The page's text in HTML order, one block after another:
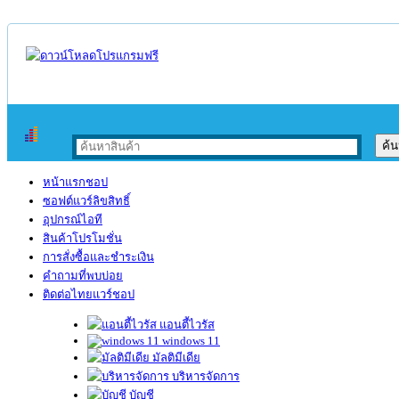
หน้าแรกชอป
ซอฟต์แวร์ลิขสิทธิ์
อุปกรณ์ไอที
สินค้าโปรโมชั่น
การสั่งซื้อและชำระเงิน
คำถามที่พบบ่อย
ติดต่อไทยแวร์ชอป
แอนตี้ไวรัส
windows 11
มัลติมีเดีย
บริหารจัดการ
บัญชี